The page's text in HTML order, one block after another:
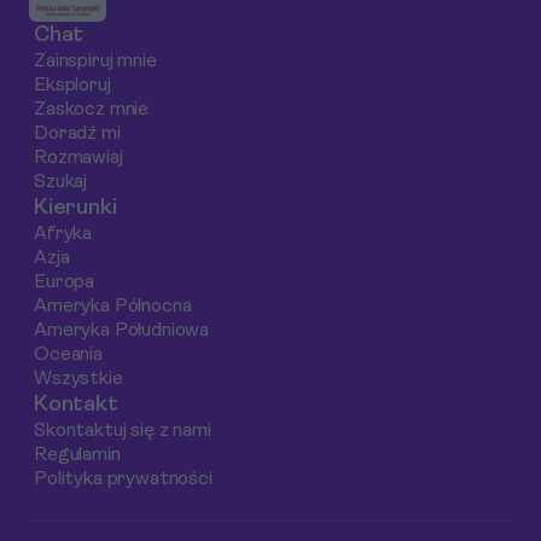
wycieczką a
samodzielną
wyprawą.
Chat
Zainspiruj mnie
Eksploruj
Zaskocz mnie
Doradź mi
Rozmawiaj
Szukaj
Kierunki
Afryka
Azja
Europa
Ameryka Północna
Ameryka Południowa
Oceania
Wszystkie
Kontakt
Skontaktuj się z nami
Regulamin
Polityka prywatności